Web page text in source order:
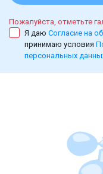
Пожалуйста, отметьте
Я даю Согласие на
принимаю условия
персональных